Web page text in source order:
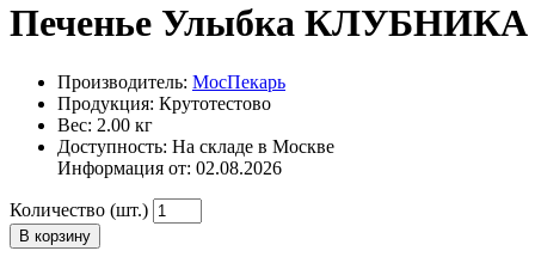
Печенье Улыбка КЛУБНИКА
Производитель: МосПекарь
Продукция: Крутотестово
Вес: 2.00 кг
Доступность: На складе в Москве
Информация от: 02.08.2026
Количество (шт.)
В корзину